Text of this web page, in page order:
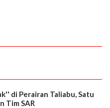
di Perairan Taliabu, Satu
Tim SAR